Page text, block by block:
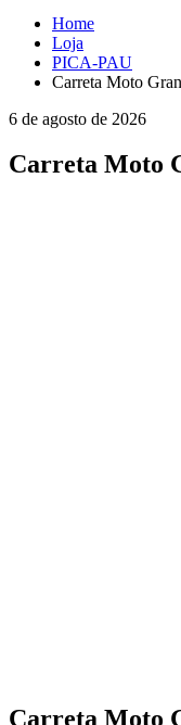
Home
Loja
PICA-PAU
Carreta Moto
6 de agosto de 2026
Carreta Moto
Carreta Moto